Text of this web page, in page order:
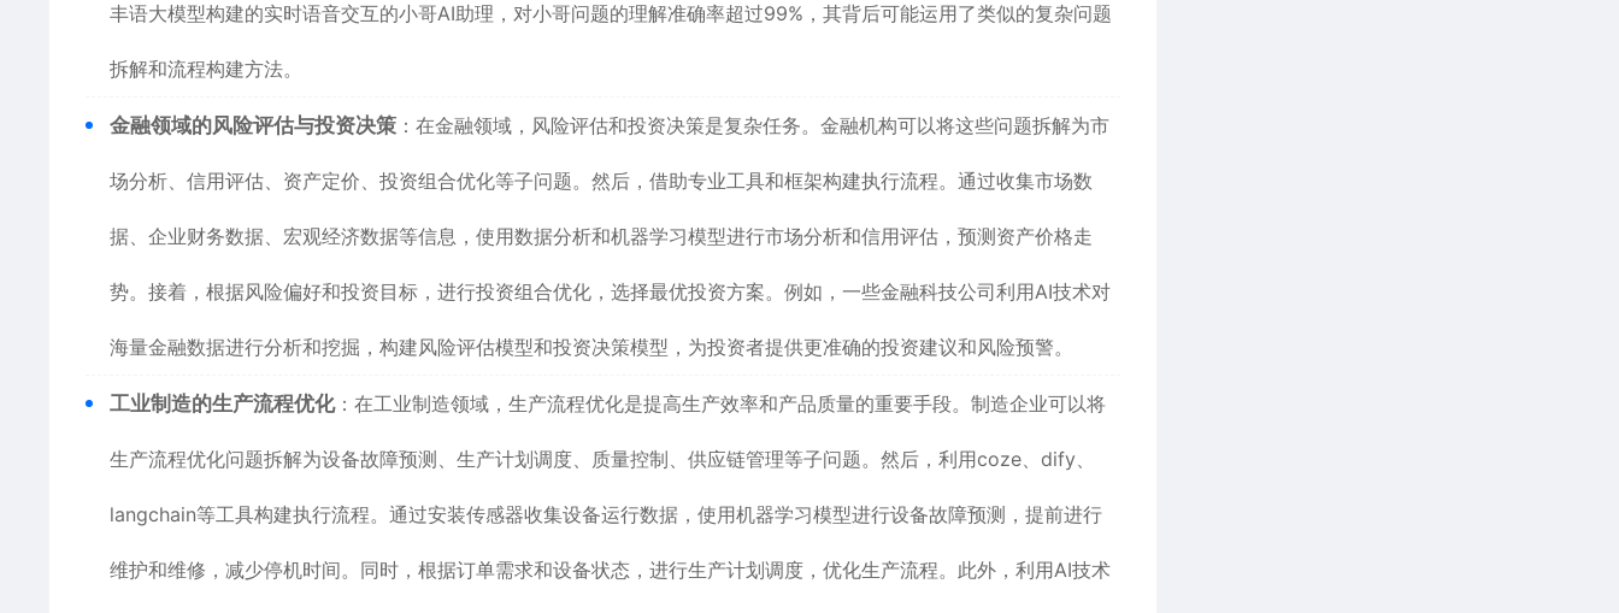
丰语大模型构建的实时语音交互的小哥AI助理，对小哥问题的理解准确率超过99%，其背后可能运用了类似的复杂问题
拆解和流程构建方法。
金融领域的风险评估与投资决策 ：在金融领域，风险评估和投资决策是复杂任务。金融机构可以将这些问题拆解为市
场分析、信用评估、资产定价、投资组合优化等子问题。然后，借助专业工具和框架构建执行流程。通过收集市场数
据、企业财务数据、宏观经济数据等信息，使用数据分析和机器学习模型进行市场分析和信用评估，预测资产价格走
势。接着，根据风险偏好和投资目标，进行投资组合优化，选择最优投资方案。例如，一些金融科技公司利用AI技术对
海量金融数据进行分析和挖掘，构建风险评估模型和投资决策模型，为投资者提供更准确的投资建议和风险预警。
工业制造的生产流程优化：在工业制造领域，生产流程优化是提高生产效率和产品质量的重要手段。制造企业可以将
生产流程优化问题拆解为设备故障预测、生产计划调度、质量控制、供应链管理等子问题。然后，利用coze、dify、
langchain等工具构建执行流程。通过安装传感器收集设备运行数据，使用机器学习模型进行设备故障预测，提前进行
维护和维修，减少停机时间。同时，根据订单需求和设备状态，进行生产计划调度，优化生产流程。此外，利用AI技术